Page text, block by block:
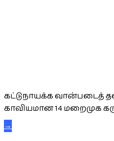
கட்டுநாயக்க வான்படைத்
காவியமான 14 மறைமுக
→